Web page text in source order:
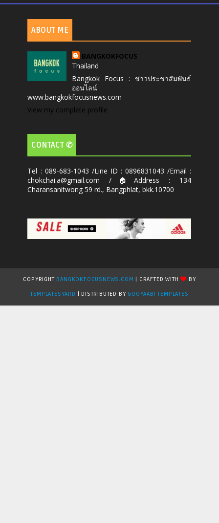
ABOUT ME
BANGKOKFOCUS
Thailand
Bangkok Focus : ข่าวประชาสัมพันธ์
ออนไลน์
www.bangkokfocusnews.com
View my complete profile
CONTACT ✆
Tel : 089-683-1043 /Line ID : 0896831043 /Email :
chokchai.a@gmail.com /🏠Address : 134
Charansanitwong 59 rd., Bangphlat, bkk.10700
COPYRIGHT BANGKOKFOCUSNEWS.COM | CRAFTED WITH
BY
TEMPLATESYARD
| DISTRIBUTED BY GOOYAABI TEMPLATES